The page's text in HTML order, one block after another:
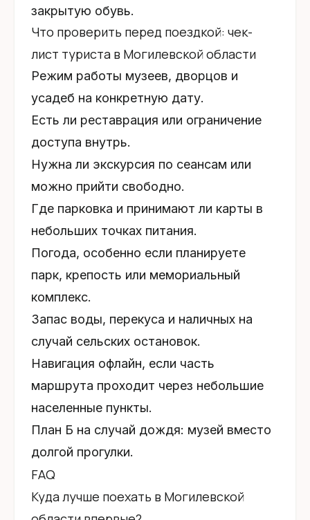
закрытую обувь.
Что проверить перед поездкой: чек-
лист туриста в Могилевской области
Режим работы музеев, дворцов и
усадеб на конкретную дату.
Есть ли реставрация или ограничение
доступа внутрь.
Нужна ли экскурсия по сеансам или
можно прийти свободно.
Где парковка и принимают ли карты в
небольших точках питания.
Погода, особенно если планируете
парк, крепость или мемориальный
комплекс.
Запас воды, перекуса и наличных на
случай сельских остановок.
Навигация офлайн, если часть
маршрута проходит через небольшие
населенные пункты.
План Б на случай дождя: музей вместо
долгой прогулки.
FAQ
Куда лучше поехать в Могилевской